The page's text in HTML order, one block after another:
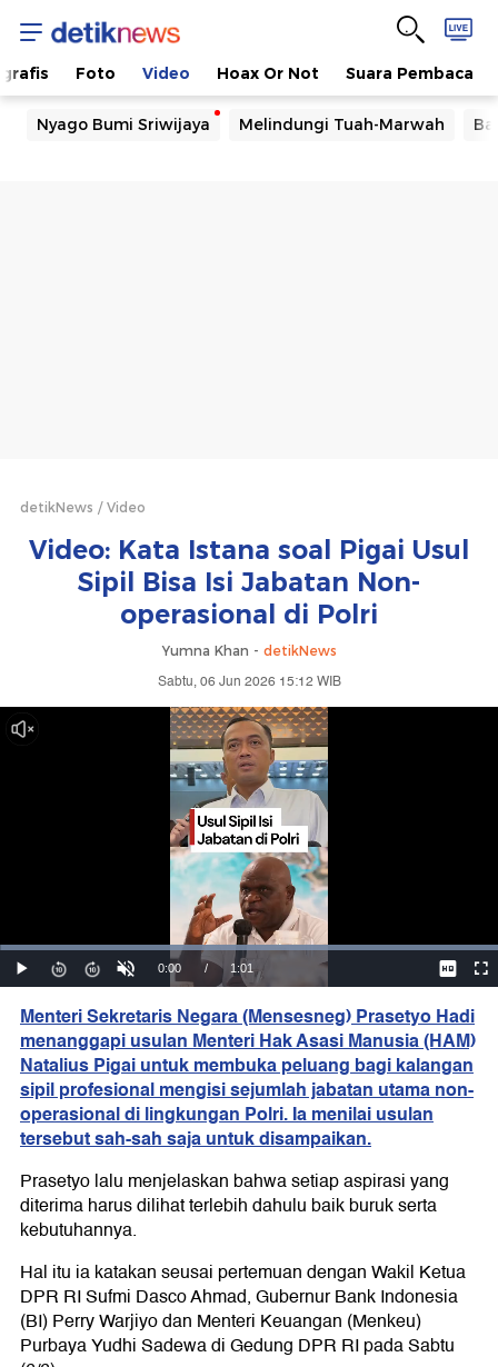
Foto Video Hoax Or Not Suara Pembaca
Nyago Bumi Sriwijaya Melindungi Tuah-Marwah
detikNews Video
Video: Kata Istana soal Pigai Usul
Sipil Bisa Isi Jabatan Non-
operasional di Polri
Yumna Khan - detikNews
Sabtu, 06 Jun 2026 15:12 WIB
Menteri Sekretaris Negara (Mensesneg) Prasetyo Hadi
menanggapi usulan Menteri Hak Asasi Manusia (HAM)
Natalius Pigai untuk membuka peluang bagi kalangan
sipil profesional mengisi sejumlah jabatan utama non-
operasional di lingkungan Polri. Ia menilai usulan
tersebut sah-sah saja untuk disampaikan.
Prasetyo lalu menjelaskan bahwa setiap aspirasi yang
diterima harus dilihat terlebih dahulu baik buruk serta
kebutuhannya.
Hal itu ia katakan seusai pertemuan dengan Wakil Ketua
DPR RI Sufmi Dasco Ahmad, Gubernur Bank Indonesia
(BI) Perry Warjiyo dan Menteri Keuangan (Menkeu)
Purbaya Yudhi Sadewa di Gedung DPR RI pada Sabtu